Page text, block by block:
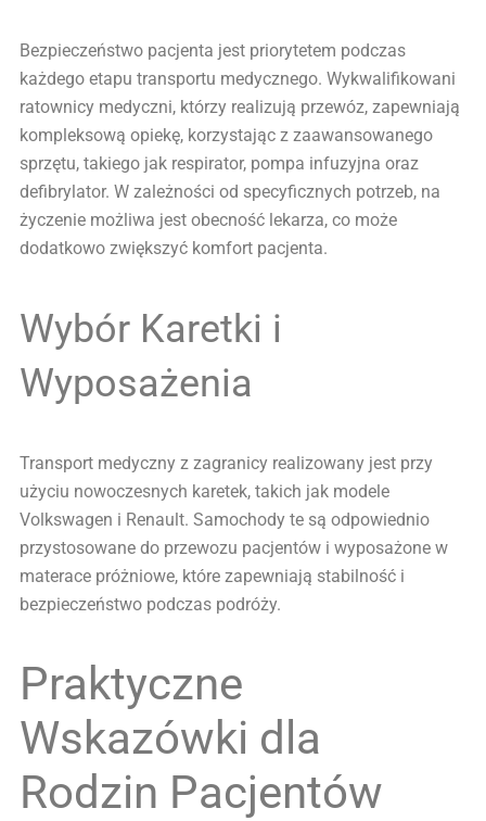
Bezpieczeństwo pacjenta jest priorytetem podczas
każdego etapu transportu medycznego. Wykwalifikowani
ratownicy medyczni, którzy realizują przewóz, zapewniają
kompleksową opiekę, korzystając z zaawansowanego
sprzętu, takiego jak respirator, pompa infuzyjna oraz
defibrylator. W zależności od specyficznych potrzeb, na
życzenie możliwa jest obecność lekarza, co może
dodatkowo zwiększyć komfort pacjenta.
Wybór Karetki i
Wyposażenia
Transport medyczny z zagranicy realizowany jest przy
użyciu nowoczesnych karetek, takich jak modele
Volkswagen i Renault. Samochody te są odpowiednio
przystosowane do przewozu pacjentów i wyposażone w
materace próżniowe, które zapewniają stabilność i
bezpieczeństwo podczas podróży.
Praktyczne
Wskazówki dla
Rodzin Pacjentów